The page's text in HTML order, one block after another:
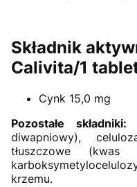
Składnik
Calivita/1
Cynk 15,0 mg
Pozostałe składniki:
diwapniowy),
tłuszczowe (kwas
krzemu.